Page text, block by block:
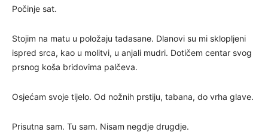
Počinje sat.
Stojim na matu u položaju tadasane. Dlanovi su mi sklopljeni
ispred srca, kao u molitvi, u anjali mudri. Dotičem centar svog
prsnog koša bridovima palčeva.
Osjećam svoje tijelo. Od nožnih prstiju, tabana, do vrha glave.
Prisutna sam. Tu sam. Nisam negdje drugdje.